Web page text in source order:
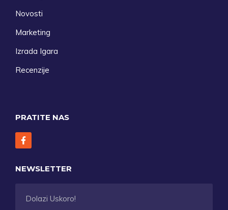
Novosti
Marketing
Izrada Igara
Recenzije
PRATITE NAS
NEWSLETTER
Dolazi Uskoro!